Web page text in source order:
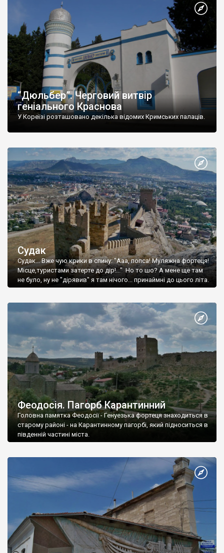
“Дюльбер”. Черговий витвір
геніального Краснова
У Кореїзі розташовано декілька відомих Кримських палаців.
Судак
Судак... Вже чую крики в спину: "Ааа, попса! Муляжна фортеця!
Місце,туристами затерте до дір!..." Но то шо? А мене ще там
не було, ну не "дірявив" я там нічого... принаймні до цього літа.
Феодосія. Пагорб Карантинний
Головна памятка Феодосії - Генуезька фортеця знаходиться в
старому районі - на Карантинному пагорбі, який підноситься в
південній частині міста.